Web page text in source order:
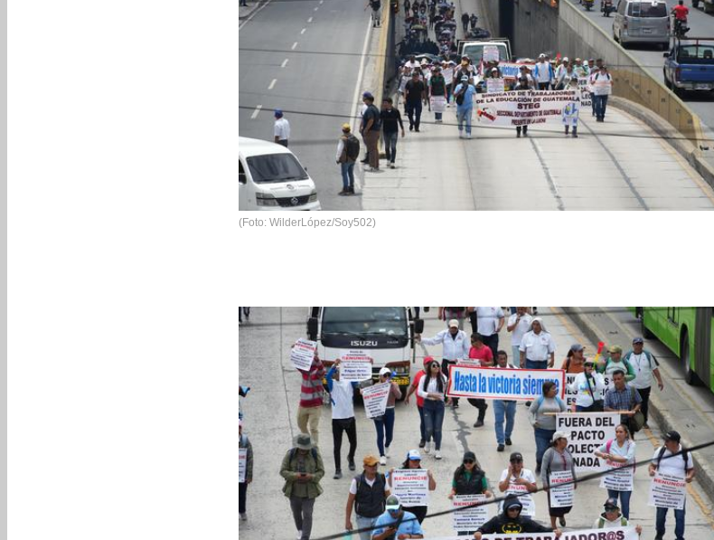
(Foto: WilderLópez/Soy502)